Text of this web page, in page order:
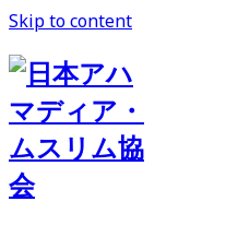
Skip to content
日
本
ア
ハ